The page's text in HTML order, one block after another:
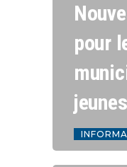
pour
jeunes